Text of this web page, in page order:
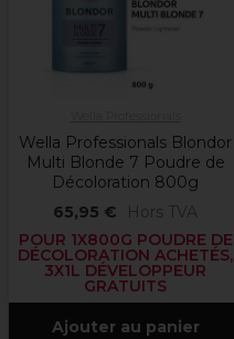
Wella Professionals Blondor
Multi Blonde 7 Poudre de
Décoloration 800g
65,95 €
Hors TVA
POUR 1X800G POUDRE DE
DÉCOLORATION ACHETÉS,
3X1L DÉVELOPPEUR
GRATUITS
Ajouter au panier